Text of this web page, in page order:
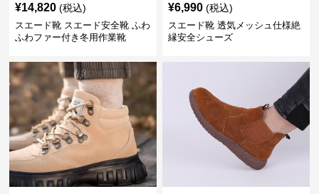
¥14,820 (税込)
スエード靴 スエード安全靴 ふわ
ふわファー付き冬用作業靴
¥6,990 (税込)
スエード靴 透気メッシュ仕様絶
縁安全シューズ